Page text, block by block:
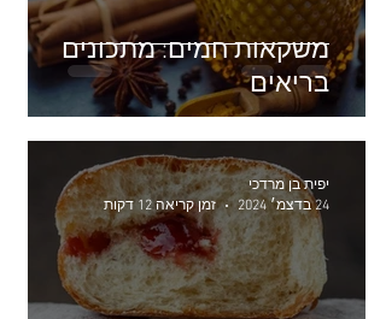
משקאות חמים: מתכונים
בריאים
יפית בן מרדכי
24 בדצמ׳ 2024
זמן קריאה 12 דקות